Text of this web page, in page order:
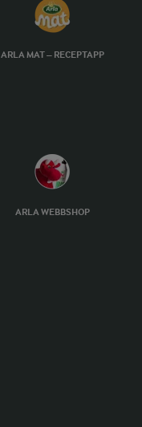
ARLA MAT – RECEPTAPP
ARLA WEBBSHOP